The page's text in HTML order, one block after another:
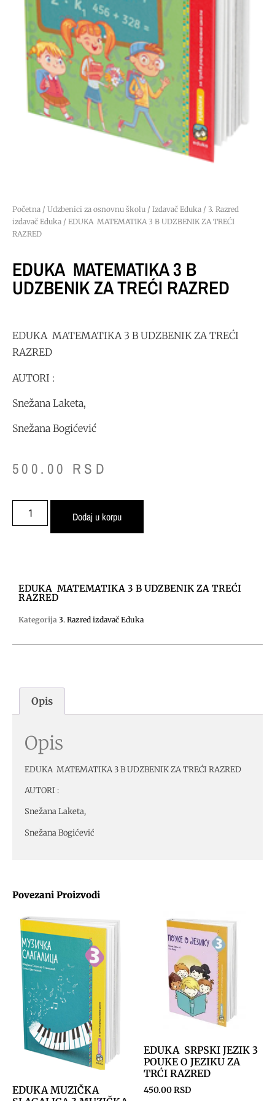
Početna / Udzbenici za osnovnu školu / Izdavač Eduka / 3. Razred
izdavač Eduka / EDUKA MATEMATIKA 3 B UDZBENIK ZA TREĆI
RAZRED
EDUKA MATEMATIKA 3 B
UDZBENIK ZA TREĆI RAZRED
EDUKA MATEMATIKA 3 B UDZBENIK ZA TREĆI
RAZRED
AUTORI :
Snežana Laketa,
Snežana Bogićević
500.00 RSD
Dodaj u korpu
Povezani Proizvodi
EDUKA MUZIČKA
EDUKA SRPSKI JEZIK 3
POUKE O JEZIKU ZA
TRĆI RAZRED
450.00RSD
EDUKA MATEMATIKA 3 B UDZBENIK ZA TREĆI
RAZRED
Kategorija 3. Razred izdavač Eduka
Opis
Opis
EDUKA MATEMATIKA 3 B UDZBENIK ZA TREĆI RAZRED
AUTORI :
Snežana Laketa,
Snežana Bogićević